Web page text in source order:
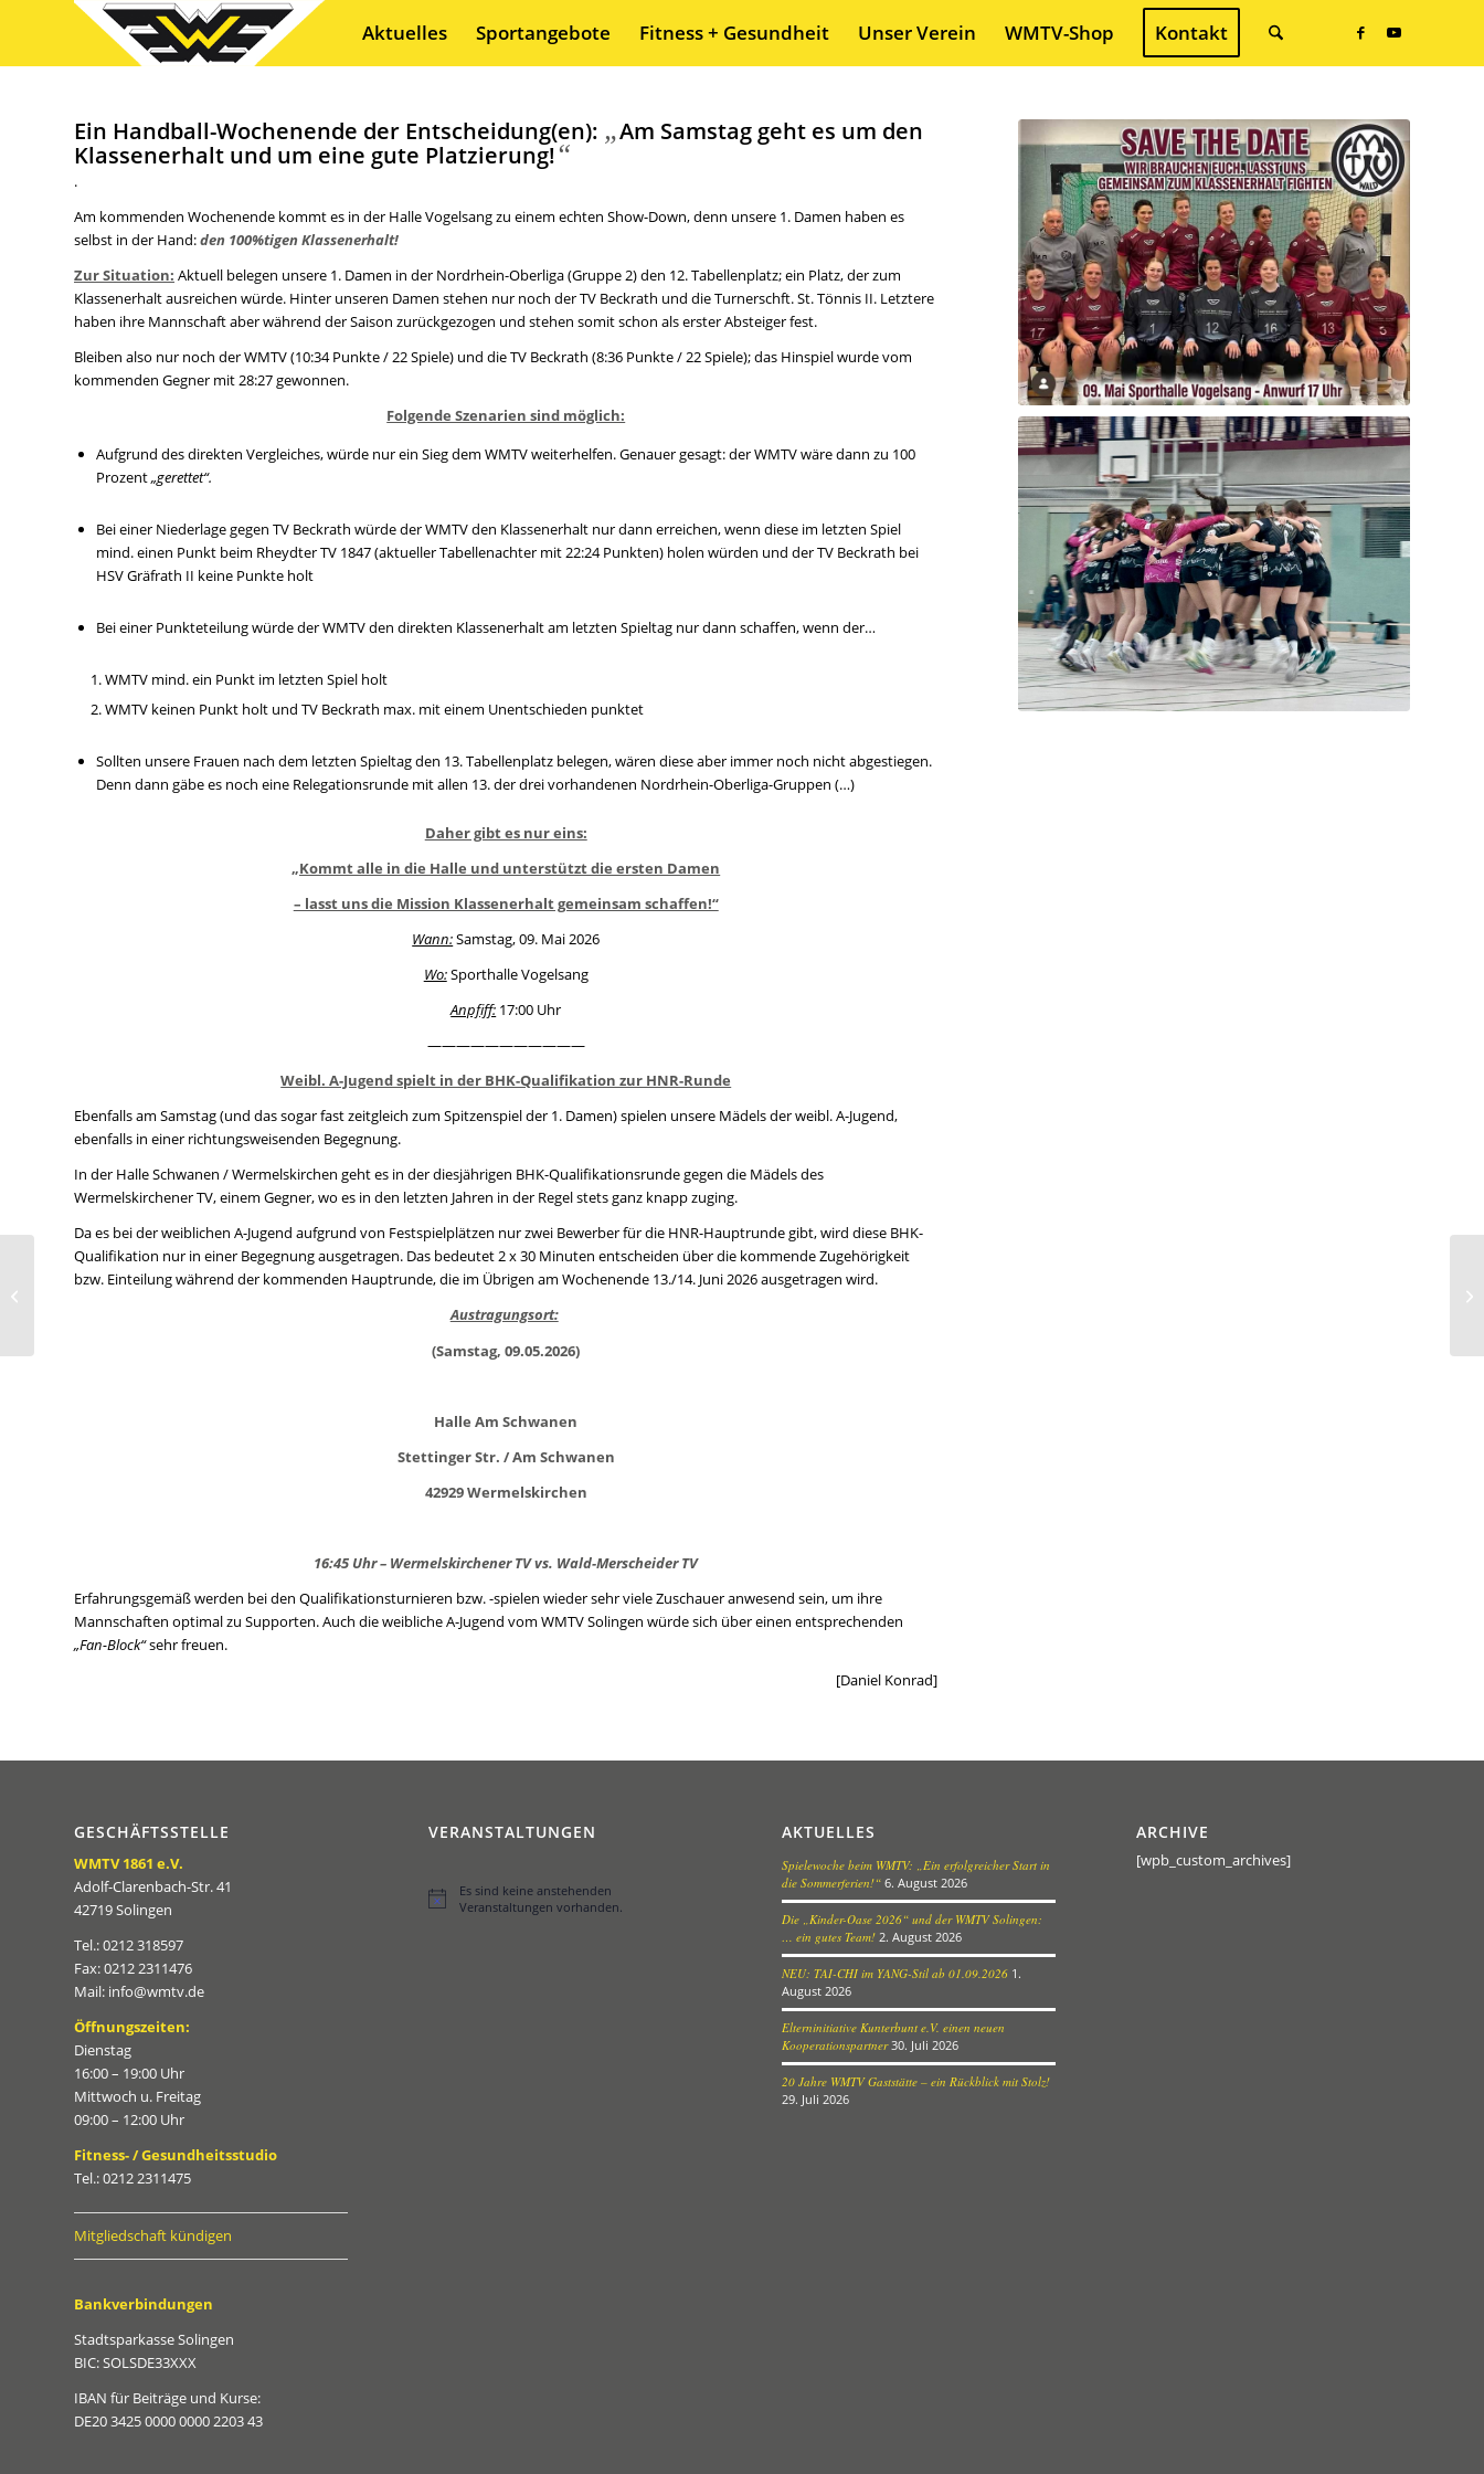
Aktuelles Sportangebote Fitness + Gesundheit Unser Verein WMTV-Shop Kontakt
Ein Handball-Wochenende der Entscheidung(en): „Am Samstag geht es um den
Klassenerhalt und um eine gute Platzierung!“
.
Am kommenden Wochenende kommt es in der Halle Vogelsang zu einem echten Show-Down, denn unsere 1. Damen haben es
selbst in der Hand:den 100%tigen Klassenerhalt!
Zur Situation: Aktuell belegen unsere 1. Damen in der Nordrhein-Oberliga (Gruppe 2) den 12. Tabellenplatz; ein Platz, der zum
Klassenerhalt ausreichen würde. Hinter unseren Damen stehen nur noch der TV Beckrath und die Turnerschft. St. Tönnis II. Letztere
haben ihre Mannschaft aber während der Saison zurückgezogen und stehen somit schon als erster Absteiger fest.
Bleiben also nur noch der WMTV (10:34 Punkte / 22 Spiele) und die TV Beckrath (8:36 Punkte / 22 Spiele); das Hinspiel wurde vom
kommenden Gegner mit 28:27 gewonnen.
Folgende Szenarien sind möglich:
Aufgrund des direkten Vergleiches, würde nur ein Sieg dem WMTV weiterhelfen. Genauer gesagt: der WMTV wäre dann zu 100
Prozent„gerettet“.
Bei einer Niederlage gegen TV Beckrath würde der WMTV den Klassenerhalt nur dann erreichen, wenn diese im letzten Spiel
mind. einen Punkt beim Rheydter TV 1847 (aktueller Tabellenachter mit 22:24 Punkten) holen würden und der TV Beckrath bei
HSV Gräfrath II keine Punkte holt
Bei einer Punkteteilung würde der WMTV den direkten Klassenerhalt am letzten Spieltag nur dann schaffen, wenn der…
WMTV mind. ein Punkt im letzten Spiel holt
WMTV keinen Punkt holt und TV Beckrath max. mit einem Unentschieden punktet
Sollten unsere Frauen nach dem letzten Spieltag den 13. Tabellenplatz belegen, wären diese aber immer noch nicht abgestiegen.
Denn dann gäbe es noch eine Relegationsrunde mit allen 13. der drei vorhandenen Nordrhein-Oberliga-Gruppen (…)
Daher gibt es nur eins:
„Kommt alle in die Halle und unterstützt die ersten Damen
– lasst uns die Mission Klassenerhalt gemeinsam schaffen!“
Wann:Samstag, 09. Mai 2026
Wo:Sporthalle Vogelsang
Anpfiff: 17:00 Uhr
———————————
Weibl. A-Jugend spielt in der BHK-Qualifikation zur HNR-Runde
Ebenfalls am Samstag (und das sogar fast zeitgleich zum Spitzenspiel der 1. Damen) spielen unsere Mädels der weibl. A-Jugend,
ebenfalls in einer richtungsweisenden Begegnung.
In der Halle Schwanen / Wermelskirchen geht es in der diesjährigen BHK-Qualifikationsrunde gegen die Mädels des
Wermelskirchener TV, einem Gegner, wo es in den letzten Jahren in der Regel stets ganz knapp zuging.
Da es bei der weiblichen A-Jugend aufgrund von Festspielplätzen nur zwei Bewerber für die HNR-Hauptrunde gibt, wird diese BHK-
Qualifikation nur in einer Begegnung ausgetragen. Das bedeutet 2 x 30 Minuten entscheiden über die kommende Zugehörigkeit
bzw. Einteilung während der kommenden Hauptrunde, die im Übrigen am Wochenende 13./14. Juni 2026 ausgetragen wird.
Austragungsort:
(Samstag, 09.05.2026)
Halle Am Schwanen
Stettinger Str. / Am Schwanen
42929 Wermelskirchen
16:45 Uhr – Wermelskirchener TV vs. Wald-Merscheider TV
Erfahrungsgemäß werden bei den Qualifikationsturnieren bzw. -spielen wieder sehr viele Zuschauer anwesend sein, um ihre
Mannschaften optimal zu Supporten. Auch die weibliche A-Jugend vom WMTV Solingen würde sich über einen entsprechenden
„Fan-Block“sehr freuen.
[Daniel Konrad]
GESCHÄFTSSTELLE
WMTV 1861 e.V.
Adolf-Clarenbach-Str. 41
42719 Solingen
Tel.: 0212 318597
Fax: 0212 2311476
Mail: info@wmtv.de
Öffnungszeiten:
Dienstag
16:00 – 19:00 Uhr
Mittwoch u. Freitag
09:00 – 12:00 Uhr
Fitness- / Gesundheitsstudio
Tel.: 0212 2311475
Mitgliedschaft kündigen
Bankverbindungen
Stadtsparkasse Solingen
BIC: SOLSDE33XXX
IBAN für Beiträge und Kurse:
DE20 3425 0000 0000 2203 43
VERANSTALTUNGEN
Hinweis
Es sind keine anstehenden
Veranstaltungen vorhanden.
AKTUELLES
Spielewoche beim WMTV: „Ein erfolgreicher Start in
die Sommerferien!“ 6. August 2026
Die „Kinder-Oase 2026“ und der WMTV Solingen:
… ein gutes Team! 2. August 2026
NEU: TAI-CHI im YANG-Stil ab 01.09.2026 1.
August 2026
Elterninitiative Kunterbunt e.V. einen neuen
Kooperationspartner 30. Juli 2026
20 Jahre WMTV Gaststätte – ein Rückblick mit Stolz!
29. Juli 2026
ARCHIVE
[wpb_custom_archives]
Seniorenspiele vom